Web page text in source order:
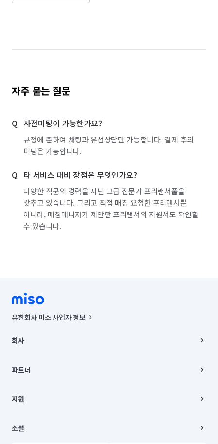
자주 묻는 질문
사전미팅이 가능한가요?
규정에 준하여 채팅과 유선상담만 가능합니다. 결제 후의
미팅은 가능합니다.
타 서비스 대비 장점은 무엇인가요?
다양한 직군의 경력을 지닌 고급 전문가 프리랜서풀을
갖추고 있습니다. 그리고 직접 매칭 요청한 프리랜서뿐
아니라, 매칭매니저가 제안한 프리랜서의 지원서도 확인할
수 있습니다.
유한회사 미소 사업자 정보
00019 |
주소 | 본사: 서울특별시 종로구 율곡로 6(중학동, 트윈트리빌딩) B동 5층
컨택센터 : 서울특별시 종로구 수송동 율곡로 24, 7층, 8층 미소
상품, 상품정보, 거래에 관한 의무와 책임은 거래당사자에게 있습니다.
언론 보도 관련 문의:
© 유한회사 미소. Miso, Inc. All Rights Reserved.
회사
채용
파트너
이사
지원
이용약관
소셜